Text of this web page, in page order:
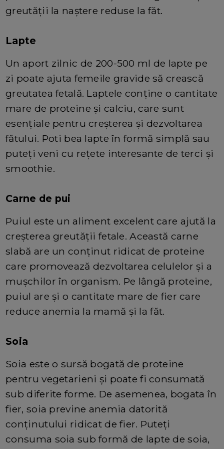
greutății la naștere reduse la făt.
Lapte
Un aport zilnic de 200-500 ml de lapte pe
zi poate ajuta femeile gravide să crească
greutatea fetală. Laptele conține o cantitate
mare de proteine ​​și calciu, care sunt
esențiale pentru creșterea și dezvoltarea
fătului. Poti bea lapte în formă simplă sau
puteți veni cu rețete interesante de terci și
smoothie.
Carne de pui
Puiul este un aliment excelent care ajută la
creșterea greutății fetale. Această carne
slabă are un conținut ridicat de proteine ​​
care promovează dezvoltarea celulelor și a
mușchilor în organism. Pe lângă proteine,
puiul are și o cantitate mare de fier care
reduce anemia la mamă și la făt.
Soia
Soia este o sursă bogată de proteine ​​
pentru vegetarieni și poate fi consumată
sub diferite forme. De asemenea, bogata în
fier, soia previne anemia datorită
conținutului ridicat de fier. Puteți
consuma soia sub formă de lapte de soia,